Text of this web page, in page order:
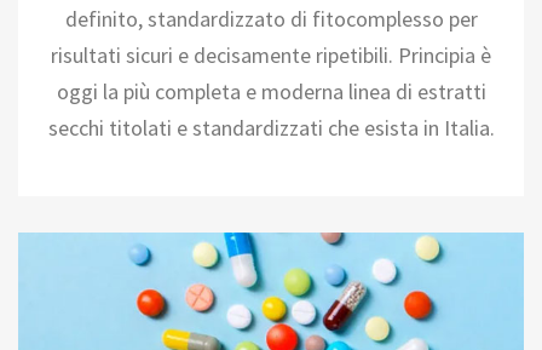
definito, standardizzato di fitocomplesso per
risultati sicuri e decisamente ripetibili. Principia è
oggi la più completa e moderna linea di estratti
secchi titolati e standardizzati che esista in Italia.